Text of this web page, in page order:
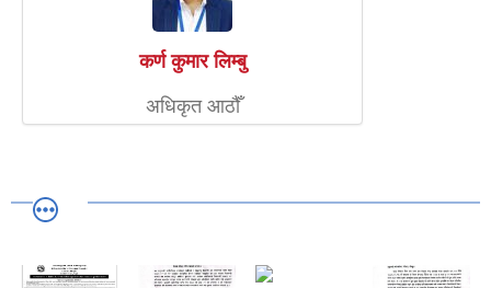
कर्ण कुमार लिम्बु
अधिकृत आठौँ